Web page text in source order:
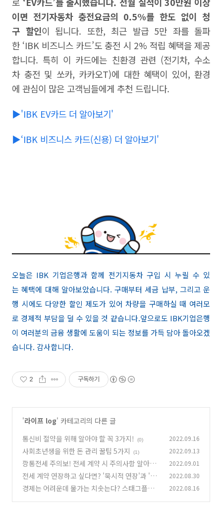
이면 전기자동차 충전요금의 0.5%를 한도 없이 청
구 할인이 됩니다. 또한, 최근 발급 5만 좌를 돌파
한 ‘IBK 비즈니스 카드’도 충전 시 2% 적립 혜택을 제공
합니다. 특히 이 카드에는 친환경 관련 (전기차, 수소
차 충전 및 쏘카, 카카오T)에 대한 혜택이 있어, 환경
에 관심이 많은 고객님들에게 추천 드립니다.
▶'IBK EV카드 더 알아보기'
▶‘IBK 비즈니스 카드(신용) 더 알아보기'
오늘은 IBK 기업은행과 함께 전기지동차 구입 시 누릴 수 있
는 혜택에 대해 알아보았습니다. 구매부터 세금 납부, 그리고 운
행 시에도 다양한 할인 제도가 있어 차량을 구매하실 때 여러모
로 경제적 부담을 덜 수 있을 것 같습니다.앞으로도 IBK기업은행
이 여러분의 금융 생활에 도움이 되는 정보를 가득 담아 돌아오겠
습니다. 감사합니다.
2 구독하기
'라이프 log' 카테고리의 다른 글
통신비 절약을 위해 알아야 할 꼭 3가지!
(0) 2022.09.16
사회초년생을 위한 돈 관리 꿀팁 5가지 (1) 2022.09.13
깡통전세 주의보! 전세 계약 시 주의사항 알아보
기
(0)
2022.09.01
전세 계약 연장하고 싶다면? '묵시적 연장'과 '갱
신 청구권'
(0)
2022.08.30
경제는 어려운데 물가는 치솟는다? 스태그플레
2022.08.16